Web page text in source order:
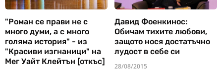
"Роман се прави не с
много думи, а с много
голяма история" - из
"Красиви изгнаници" на
Мег Уайт Клейтън [откъс]
Давид Фоенкинос:
Обичам тихите любови,
защото нося достатъчно
лудост в себе си
28/08/2015